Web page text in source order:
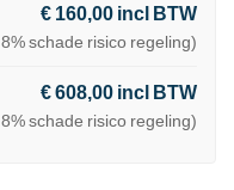
€ 160,00 incl BTW
schade risico regeling)
€ 608,00 incl BTW
schade risico regeling)